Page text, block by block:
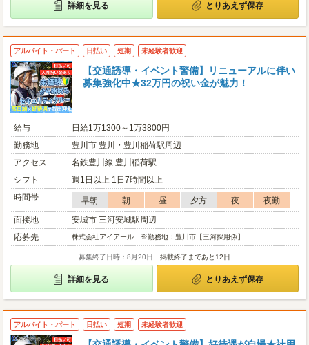
詳細を見る とりあえず保存
アルバイト・パート 日払い 短期 未経験者歓迎
【交通誘導・イベント警備】リニューアルに伴い
募集強化中★32万円の祝い金が魅力！
給与
日給1万1300～1万3800円
勤務地
豊川市 豊川・豊川稲荷駅周辺
アクセス
名鉄豊川線 豊川稲荷駅
シフト
週1日以上 1日7時間以上
時間帯
早朝 朝 昼 夕方 夜
夜勤
面接地
安城市 三河安城駅周辺
応募先
株式会社アイアール ※勤務地：豊川市【三河採用係】
募集終了日時：8月20日 掲載終了まであと12日
詳細を見る とりあえず保存
アルバイト・パート 日払い 短期 未経験者歓迎